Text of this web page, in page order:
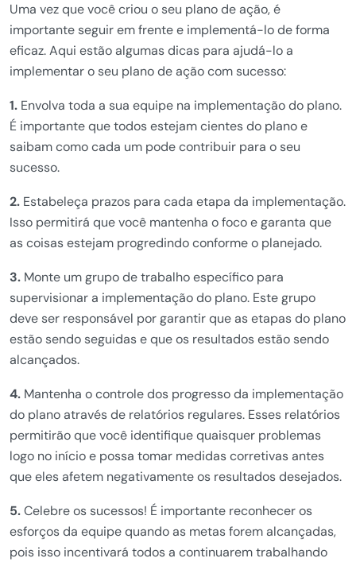
Uma vez que você criou o seu plano de ação, é
importante seguir em frente e implementá-lo de forma
eficaz. Aqui estão algumas dicas para ajudá-lo a
implementar o seu plano de ação com sucesso:
1. Envolva toda a sua equipe na implementação do plano.
É importante que todos estejam cientes do plano e
saibam como cada um pode contribuir para o seu
sucesso.
2. Estabeleça prazos para cada etapa da implementação.
Isso permitirá que você mantenha o foco e garanta que
as coisas estejam progredindo conforme o planejado.
3. Monte um grupo de trabalho específico para
supervisionar a implementação do plano. Este grupo
deve ser responsável por garantir que as etapas do plano
estão sendo seguidas e que os resultados estão sendo
alcançados.
4. Mantenha o controle dos progresso da implementação
do plano através de relatórios regulares. Esses relatórios
permitirão que você identifique quaisquer problemas
logo no início e possa tomar medidas corretivas antes
que eles afetem negativamente os resultados desejados.
5.Celebre os sucessos! É importante reconhecer os
esforços da equipe quando as metas forem alcançadas,
pois isso incentivará todos a continuarem trabalhando